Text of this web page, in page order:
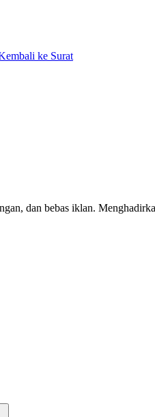
ke Surat
dan bebas iklan.